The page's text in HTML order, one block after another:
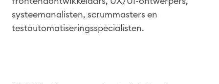
systeemanalisten, scrummasters en
testautomatiseringsspecialisten.